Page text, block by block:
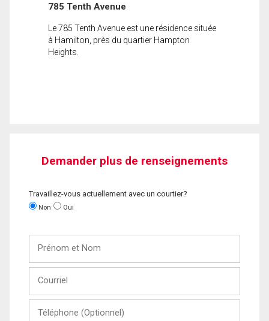
785 Tenth Avenue
Le 785 Tenth Avenue est une résidence située
à Hamilton, près du quartier Hampton
Heights.
Demander plus de renseignements
Travaillez-vous actuellement avec un courtier?
Non Oui
Nom
(Optionnel)